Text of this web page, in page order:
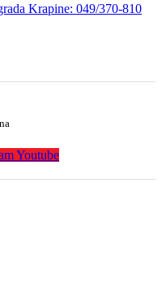
Krapine: 049/370-810
Youtube